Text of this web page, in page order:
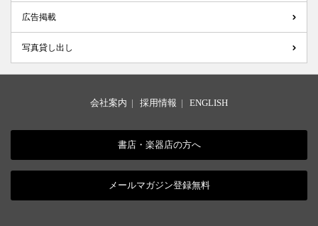
広告掲載
写真貸し出し
会社案内 | 採用情報 | ENGLISH
書店・楽器店の方へ
メールマガジン登録無料